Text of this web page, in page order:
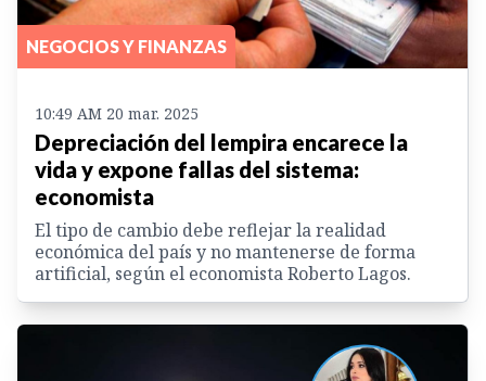
NEGOCIOS Y FINANZAS
10:49 AM 20 mar. 2025
Depreciación del lempira encarece la
vida y expone fallas del sistema:
economista
El tipo de cambio debe reflejar la realidad
económica del país y no mantenerse de forma
artificial, según el economista Roberto Lagos.